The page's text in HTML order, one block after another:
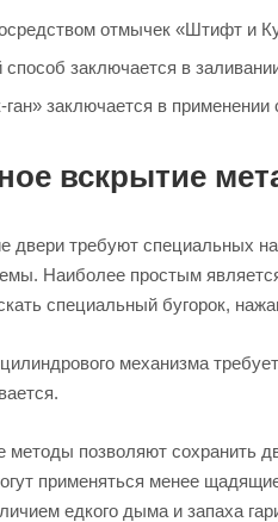
отмычек «Штифт и
способ заключается в
заключается в
вскрытие
двери требуют специальных
Наиболее простым
специальный бугорок,
механизма
методы позволяют сохранить
применяться менее
едкого дыма и запаха